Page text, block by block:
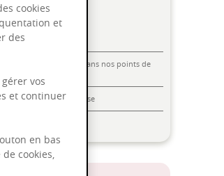
Livraison offerte dans nos points de
Emballage anti-casse
cookies
et
des
vos
et continuer
en bas
cookies,